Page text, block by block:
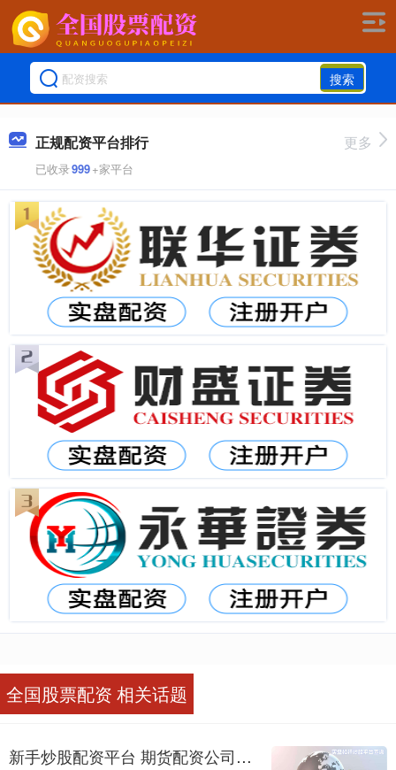
搜索
正规配资平台排行
已收录999+家平台
更多
全国股票配资 相关话题
新手炒股配资平台 期货配资公司中哪家最好？